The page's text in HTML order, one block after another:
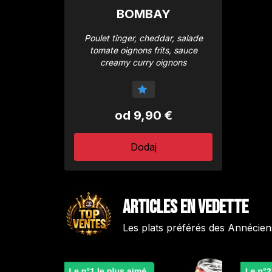
BOMBAY
Poulet tinger, cheddar, salade
tomate oignons frits, sauce
creamy curry oignons
od 9,90 €
Dodaj
Articles en vedette
Les plats préférés des